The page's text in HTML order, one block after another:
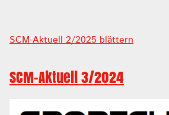
SCM-Aktuell 2/2025 blättern
SCM-Aktuell 3/2024